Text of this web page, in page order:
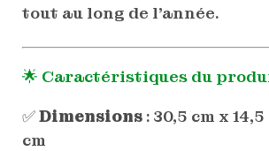
tout au long de l’année.
🌟 Caractéristiques du
✅Dimensions: 30,5 cm x 14,5
cm